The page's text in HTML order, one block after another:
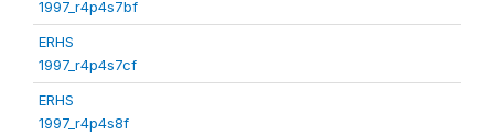
1997_r4p4s7bf
ERHS
1997_r4p4s7cf
ERHS
1997_r4p4s8f